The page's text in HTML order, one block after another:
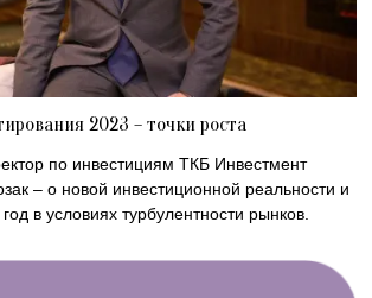
2023 – точки роста
по инвестициям ТКБ Инвестмент
– о новой инвестиционной реальности и
в условиях турбулентности рынков.